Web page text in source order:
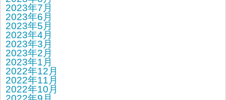
2023年7月
2023年6月
2023年5月
2023年4月
2023年3月
2023年2月
2023年1月
2022年12月
2022年11月
2022年10月